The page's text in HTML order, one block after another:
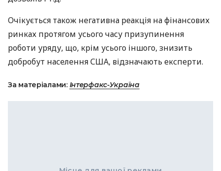
Очікується також негативна реакція на фінансових
ринках протягом усього часу призупинення
роботи уряду, що, крім усього іншого, знизить
добробут населенняСША, відзначають експерти.
За матеріалами: Інтерфакс-Україна